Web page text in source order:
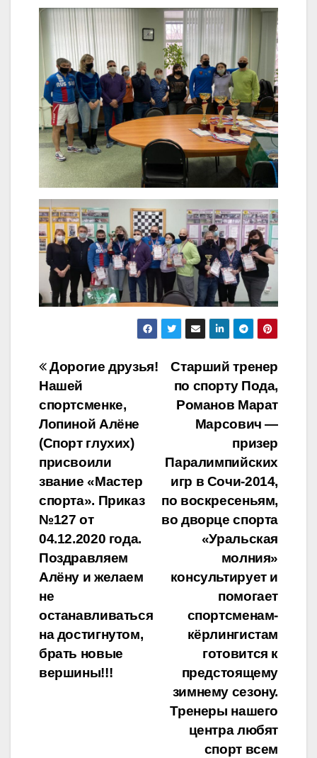
Навигация
по
записям
Старший тренер
по спорту Пода,
Романов Марат
Марсович —
призер
Паралимпийских
игр в Сочи-2014,
по воскресеньям,
во дворце спорта
«Уральская
молния»
консультирует и
помогает
спортсменам-
кёрлингистам
готовится к
предстоящему
зимнему сезону.
Тренеры нашего
центра любят
спорт всем
Дорогие друзья!
Нашей
спортсменке,
Лопиной Алёне
(Спорт глухих)
присвоили
звание «Мастер
спорта». Приказ
№127 от
04.12.2020 года.
Поздравляем
Алёну и желаем
не
останавливаться
на достигнутом,
брать новые
вершины!!!